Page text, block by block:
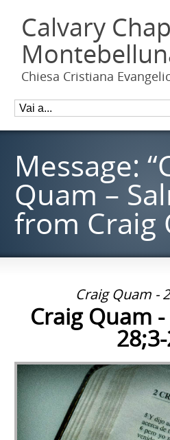
Calvary
Chiesa Cristiana
Message:
Quam –
from Craig
Craig Quam -
Craig Quam